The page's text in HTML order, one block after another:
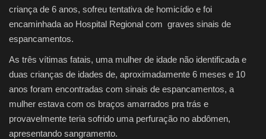
Galeria
criança de 6 anos, sofreu tentativa de homicídio e foi
encaminhada ao Hospital Regional com graves sinais de
espancamentos.
As três vítimas fatais, uma mulher de idade não identificada e
duas crianças de idades de, aproximadamente 6 meses e 10
anos foram encontradas com sinais de espancamentos, a
mulher estava com os braços amarrados pra trás e
provavelmente teria sofrido uma perfuração no abdômen,
apresentando sangramento.